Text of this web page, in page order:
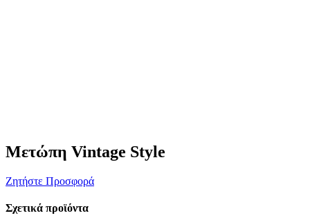
Μετώπη Vintage Style
Ζητήστε Προσφορά
Σχετικά προϊόντα